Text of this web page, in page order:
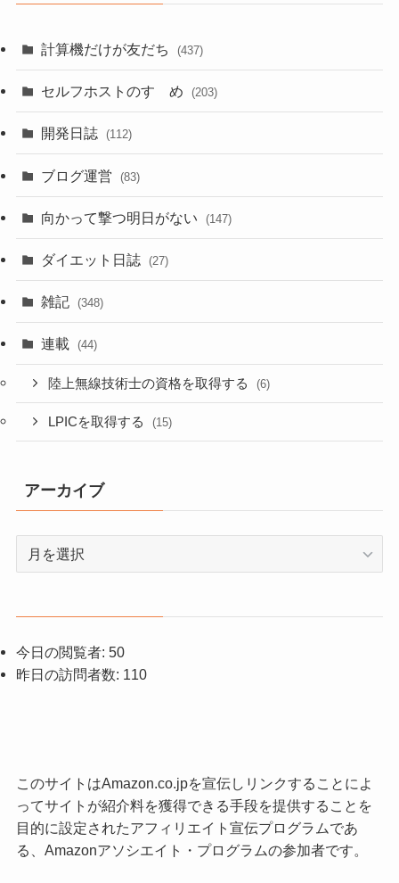
計算機だけが友だち (437)
セルフホストのすゝめ (203)
開発日誌 (112)
ブログ運営 (83)
向かって撃つ明日がない (147)
ダイエット日誌 (27)
雑記 (348)
連載 (44)
陸上無線技術士の資格を取得する (6)
LPICを取得する (15)
アーカイブ
今日の閲覧者: 50
昨日の訪問者数: 110
このサイトはAmazon.co.jpを宣伝しリンクすることによ
ってサイトが紹介料を獲得できる手段を提供することを
目的に設定されたアフィリエイト宣伝プログラムであ
る、Amazonアソシエイト・プログラムの参加者です。